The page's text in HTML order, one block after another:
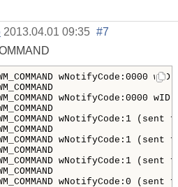
2013.04.01 09:35 #7